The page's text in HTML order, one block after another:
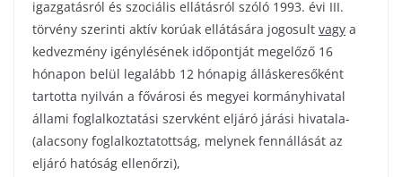
igazgatásról és szociális ellátásról szóló 1993. évi III.
törvény szerinti aktív korúak ellátására jogosult vagy a
kedvezmény igénylésének időpontját megelőző 16
hónapon belül legalább 12 hónapig álláskeresőként
tartotta nyilván a fővárosi és megyei kormányhivatal
állami foglalkoztatási szervként eljáró járási hivatala-
(alacsony foglalkoztatottság, melynek fennállását az
eljáró hatóság ellenőrzi),